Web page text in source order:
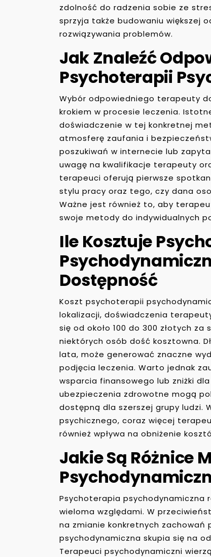
zdolność do radzenia sobie ze
sprzyja także budowaniu większej
rozwiązywania problemów.
Jak Znaleźć
Psychoterapii
Wybór odpowiedniego terapeuty
krokiem w procesie leczenia.
doświadczenie w tej konkretnej
atmosferę zaufania i
poszukiwań w internecie lub
uwagę na kwalifikacje terapeuty
terapeuci oferują pierwsze
stylu pracy oraz tego, czy dana
Ważne jest również to, aby
swoje metody do indywidualnych
Ile Kosztuje
Dostępność
Koszt psychoterapii
lokalizacji, doświadczenia
się od około 100 do 300 złotych
niektórych osób dość kosztowna.
lata, może generować znaczne
podjęcia leczenia. Warto jednak
wsparcia finansowego lub zniżki
ubezpieczenia zdrowotne mogą
dostępną dla szerszej grupy ludzi.
psychicznego, coraz więcej
również wpływa na obniżenie
Jakie Są Różnice
Psychoterapia psychodynamiczna
wieloma względami. W
na zmianie konkretnych
psychodynamiczna skupia się na
Terapeuci psychodynamiczni